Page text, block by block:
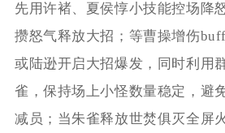
先用许褚、夏侯惇小技能控场降
攒怒气释放大招；等曹操增伤
或陆逊开启大招爆发，同时利用
雀，保持场上小怪数量稳定，避
减员；当朱雀释放世焚俱灭全屏